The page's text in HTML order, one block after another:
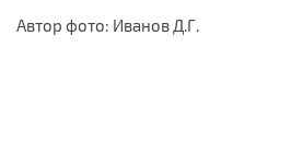
Автор фото: Иванов Д.Г.